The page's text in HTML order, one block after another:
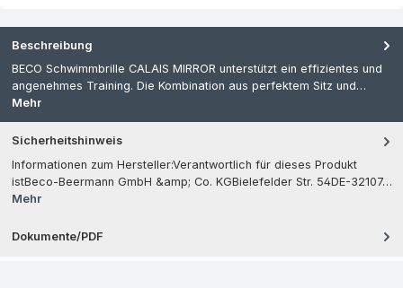
Beschreibung
BECO Schwimmbrille CALAIS MIRROR unterstützt ein effizientes und
angenehmes Training. Die Kombination aus perfektem Sitz und…
Mehr
Sicherheitshinweis
Informationen zum Hersteller:Verantwortlich für dieses Produkt
istBeco-Beermann GmbH &amp; Co. KGBielefelder Str. 54DE-32107…
Mehr
Dokumente/PDF